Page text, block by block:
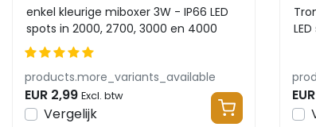
100cm - AM-SP-12MN2B
enkel kleurige miboxer 3W - IP66 LED
spots in 2000, 2700, 3000 en 4000
kelvin
products.more_variants_available
EUR 2,99 Excl. btw
Vergelijk